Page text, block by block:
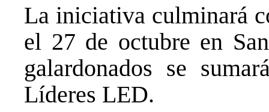
La iniciativa culminará
el 27 de octubre en
galardonados se
Líderes LED.